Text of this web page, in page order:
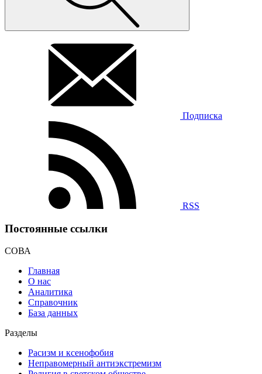
Подписка
RSS
Постоянные ссылки
СОВА
Главная
О нас
Аналитика
Справочник
База данных
Разделы
Расизм и ксенофобия
Неправомерный антиэкстремизм